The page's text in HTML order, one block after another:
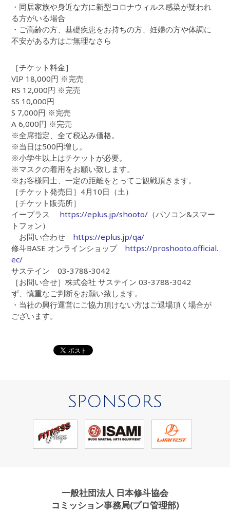
・同居家族や身近な方に新型コロナウィルス感染が疑われ
る方がいる場合
・ご高齢の方、基礎疾患をお持ちの方、妊婦の方や体調に
不安がある方はご無理なさら
［チケット料金］
VIP 18,000円 ※完売
RS 12,000円 ※完売
SS 10,000円
S 7,000円 ※完売
A 6,000円 ※完売
※全席指定、全て税込み価格。
※当日は500円増し。
※小学生以上はチケットが必要。
※マスクの着用をお願い致します。
※お客様同士、一定の距離をとってご観戦頂きます。
［チケット発売日］4月10日（土）
［チケット販売所］
イープラス https://eplus.jp/shooto/ （パソコン&スマー
トフォン）
お問い合わせ https://eplus.jp/qa/
修斗BASE オンラインショップ https://proshooto.official.
ec/
サステイン 03-3788-3042
［お問い合せ］株式会社 サステイン 03-3788-3042
ず、慎重なご判断をお願い致します。
・当社の興行運営にご協力頂けない方はご退場頂く場合が
ございます。
SPONSORS
一般社団法人 日本修斗協会
コミッション事務局(プロ管理部)